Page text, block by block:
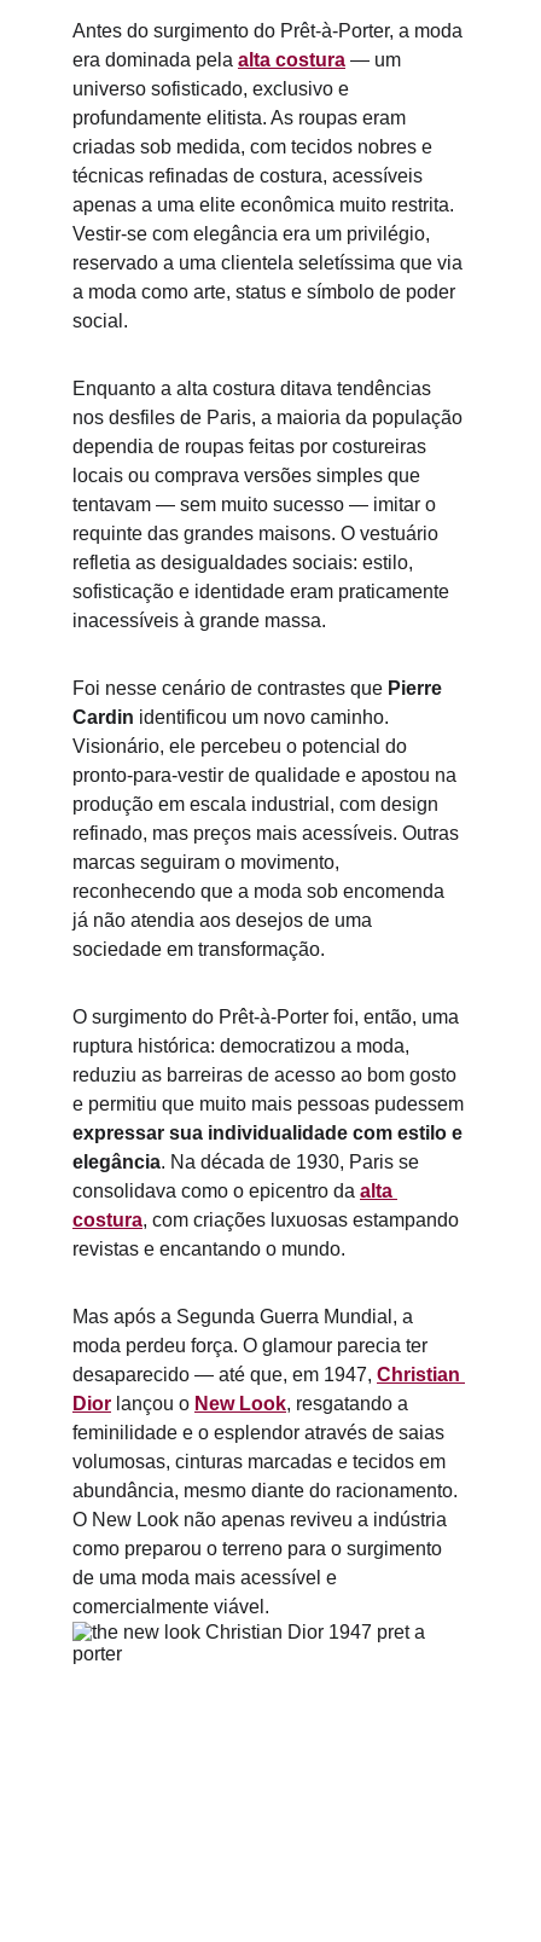
Antes do surgimento do Prêt-à-Porter, a moda
era dominada pela alta costura — um
universo sofisticado, exclusivo e
profundamente elitista. As roupas eram
criadas sob medida, com tecidos nobres e
técnicas refinadas de costura, acessíveis
apenas a uma elite econômica muito restrita.
Vestir-se com elegância era um privilégio,
reservado a uma clientela seletíssima que via
a moda como arte, status e símbolo de poder
social.
Enquanto a alta costura ditava tendências
nos desfiles de Paris, a maioria da população
dependia de roupas feitas por costureiras
locais ou comprava versões simples que
tentavam — sem muito sucesso — imitar o
requinte das grandes maisons. O vestuário
refletia as desigualdades sociais: estilo,
sofisticação e identidade eram praticamente
inacessíveis à grande massa.
Foi nesse cenário de contrastes que Pierre
Cardin identificou um novo caminho.
Visionário, ele percebeu o potencial do
pronto-para-vestir de qualidade e apostou na
produção em escala industrial, com design
refinado, mas preços mais acessíveis. Outras
marcas seguiram o movimento,
reconhecendo que a moda sob encomenda
já não atendia aos desejos de uma
sociedade em transformação.
O surgimento do Prêt-à-Porter foi, então, uma
ruptura histórica: democratizou a moda,
reduziu as barreiras de acesso ao bom gosto
e permitiu que muito mais pessoas pudessem
expressar sua individualidade com estilo e
elegância. Na década de 1930, Paris se
consolidava como o epicentro da alta
costura, com criações luxuosas estampando
revistas e encantando o mundo.
Mas após a Segunda Guerra Mundial, a
moda perdeu força. O glamour parecia ter
desaparecido — até que, em 1947, Christian
Dior lançou o New Look, resgatando a
feminilidade e o esplendor através de saias
volumosas, cinturas marcadas e tecidos em
abundância, mesmo diante do racionamento.
O New Look não apenas reviveu a indústria
como preparou o terreno para o surgimento
de uma moda mais acessível e
comercialmente viável.